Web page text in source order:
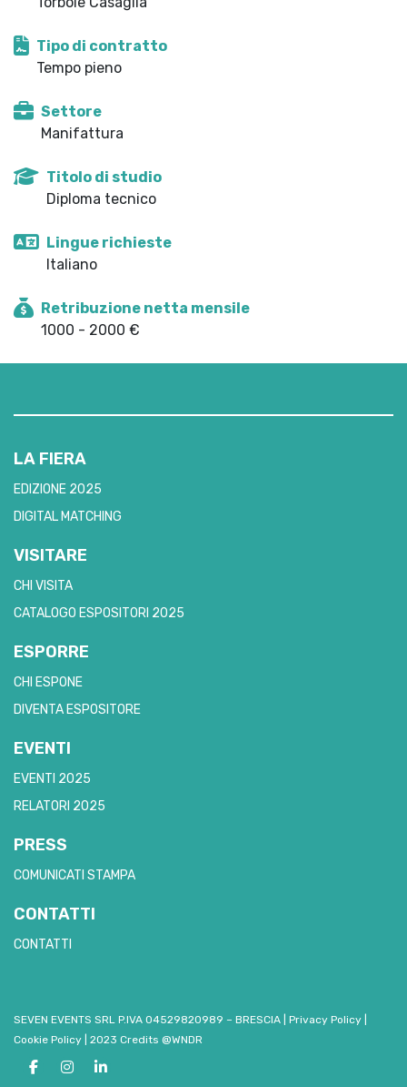
Tipo di contratto
Tempo pieno
Settore
Manifattura
Titolo di studio
Diploma tecnico
Lingue richieste
Italiano
Retribuzione netta mensile
1000 - 2000 €
LA FIERA
EDIZIONE 2025
DIGITAL MATCHING
VISITARE
CHI VISITA
CATALOGO ESPOSITORI 2025
ESPORRE
CHI ESPONE
DIVENTA ESPOSITORE
EVENTI
EVENTI 2025
RELATORI 2025
PRESS
COMUNICATI STAMPA
CONTATTI
CONTATTI
SEVEN EVENTS SRL P.IVA 04529820989 – BRESCIA Privacy Policy
Cookie Policy
2023 Credits @WNDR